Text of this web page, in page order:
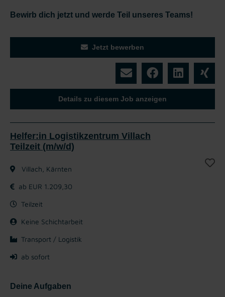
Bewirb dich jetzt und werde Teil unseres Teams!
Jetzt bewerben
Details zu diesem Job anzeigen
Helfer:in Logistikzentrum Villach
Teilzeit (m/w/d)
Villach, Kärnten
ab EUR 1.209,30
Teilzeit
Keine Schichtarbeit
Transport / Logistik
ab sofort
Deine Aufgaben